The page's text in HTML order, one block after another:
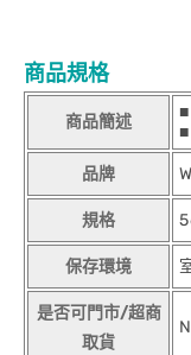
商品規格
商品簡述
品牌
規格
保存環境
是否可門市/超商
取貨
N